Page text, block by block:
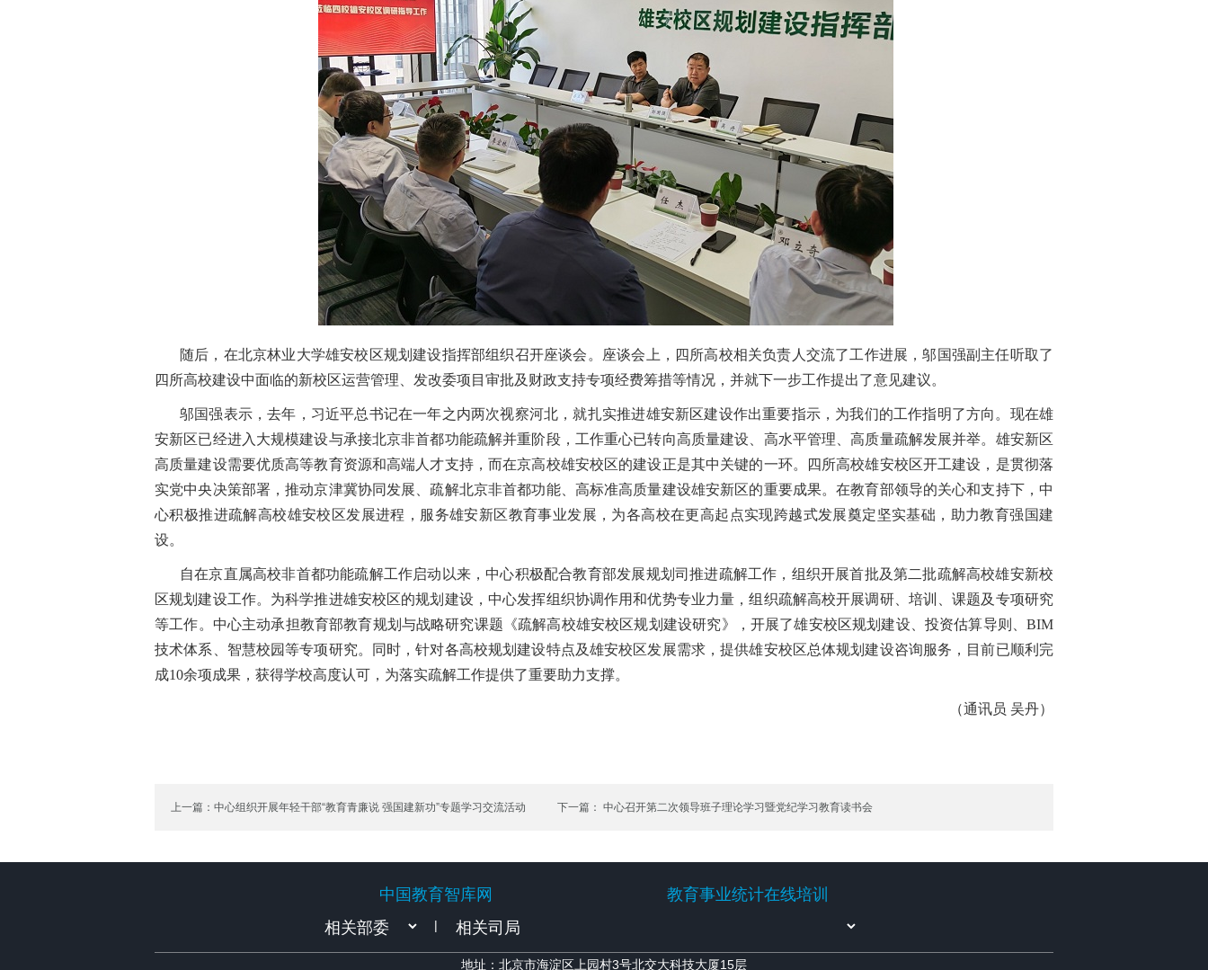
随后，在北京林业大学雄安校区规划建设指挥部组织召开座谈会。座谈会上，四所高校相关负责人交流了工作进展，邬国强副主任听取了
四所高校建设中面临的新校区运营管理、发改委项目审批及财政支持专项经费筹措等情况，并就下一步工作提出了意见建议。
邬国强表示，去年，习近平总书记在一年之内两次视察河北，就扎实推进雄安新区建设作出重要指示，为我们的工作指明了方向。现在雄
安新区已经进入大规模建设与承接北京非首都功能疏解并重阶段，工作重心已转向高质量建设、高水平管理、高质量疏解发展并举。雄安新区
高质量建设需要优质高等教育资源和高端人才支持，而在京高校雄安校区的建设正是其中关键的一环。四所高校雄安校区开工建设，是贯彻落
实党中央决策部署，推动京津冀协同发展、疏解北京非首都功能、高标准高质量建设雄安新区的重要成果。在教育部领导的关心和支持下，中
心积极推进疏解高校雄安校区发展进程，服务雄安新区教育事业发展，为各高校在更高起点实现跨越式发展奠定坚实基础，助力教育强国建
设。
自在京直属高校非首都功能疏解工作启动以来，中心积极配合教育部发展规划司推进疏解工作，组织开展首批及第二批疏解高校雄安新校
区规划建设工作。为科学推进雄安校区的规划建设，中心发挥组织协调作用和优势专业力量，组织疏解高校开展调研、培训、课题及专项研究
等工作。中心主动承担教育部教育规划与战略研究课题《疏解高校雄安校区规划建设研究》，开展了雄安校区规划建设、投资估算导则、BIM
技术体系、智慧校园等专项研究。同时，针对各高校规划建设特点及雄安校区发展需求，提供雄安校区总体规划建设咨询服务，目前已顺利完
成10余项成果，获得学校高度认可，为落实疏解工作提供了重要助力支撑。
（通讯员 吴丹）
上一篇：中心组织开展年轻干部“教育青廉说 强国建新功”专题学习交流活动 下一篇： 中心召开第二次领导班子理论学习暨党纪学习教育读书会
中国教育智库网
教育事业统计在线培训
|
地址：北京市海淀区上园村3号北交大科技大厦15层